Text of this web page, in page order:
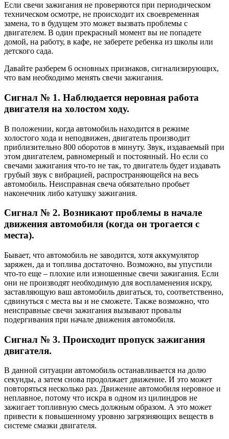
Если свечи зажигания не проверяются при периодическом
техническом осмотре, не происходит их своевременная
замена, то в будущем это может вызвать проблемы с
двигателем. В один прекрасный момент вы не попадете
домой, на работу, в кафе, не заберете ребенка из школы или
детского сада.
Давайте разберем 6 основных признаков, сигнализирующих,
что вам необходимо менять свечи зажигания.
Сигнал № 1. Наблюдается неровная работа
двигателя на холостом ходу.
В положении, когда автомобиль находится в режиме
холостого хода и неподвижен, двигатель производит
приблизительно 800 оборотов в минуту. Звук, издаваемый при
этом двигателем, равномерный и постоянный. Но если со
свечами зажигания что-то не так, то двигатель будет издавать
грубый звук с вибрацией, распространяющейся на весь
автомобиль. Неисправная свеча обязательно пробьет
наконечник либо катушку зажигания.
Сигнал № 2. Возникают проблемы в начале
движения автомобиля (когда он трогается с
места).
Бывает, что автомобиль не заводится, хотя аккумулятор
заряжен, да и топлива достаточно. Возможно, вы упустили
что-то еще – плохие или изношенные свечи зажигания. Если
они не производят необходимую для воспламенения искру,
заставляющую ваш автомобиль двигаться, то, соответственно,
сдвинуться с места вы и не сможете. Также возможно, что
неисправные свечи зажигания вызывают провалы
подергивания при начале движения автомобиля.
Сигнал № 3. Происходит пропуск зажигания
двигателя.
В данной ситуации автомобиль останавливается на долю
секунды, а затем снова продолжает движение. И это может
повторяться несколько раз. Движение автомобиля неровное и
неплавное, потому что искра в одном из цилиндров не
зажигает топливную смесь должным образом. А это может
привести к повышенному уровню загрязняющих веществ в
системе смазки двигателя.